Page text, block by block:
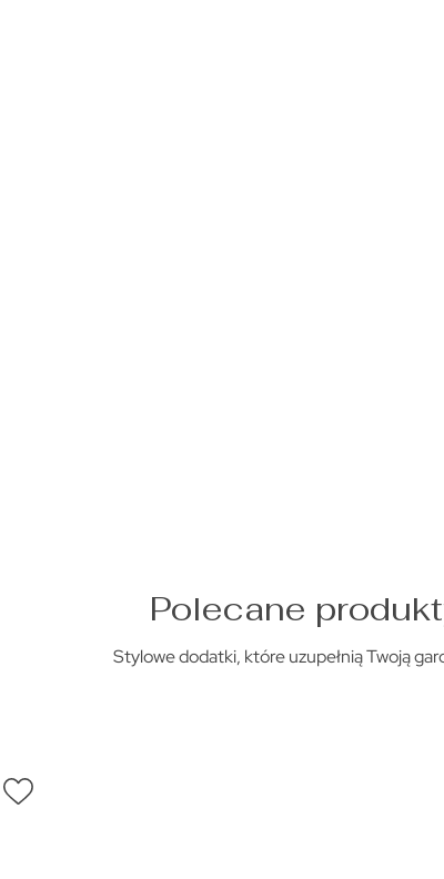
Polecane
Stylowe dodatki, które uzupełnią Twoją